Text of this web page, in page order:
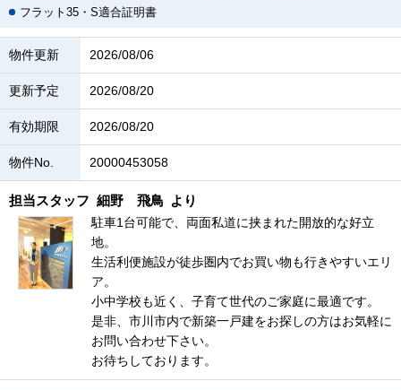
フラット35・S適合証明書
物件更新 2026/08/06
更新予定 2026/08/20
有効期限 2026/08/20
物件No. 20000453058
担当スタッフ 細野 飛鳥 より
駐車1台可能で、両面私道に挟まれた開放的な好立
地。
生活利便施設が徒歩圏内でお買い物も行きやすいエリ
ア。
小中学校も近く、子育て世代のご家庭に最適です。
是非、市川市内で新築一戸建をお探しの方はお気軽に
お問い合わせ下さい。
お待ちしております。